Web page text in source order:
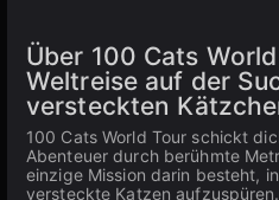
Über 100 Cats
Weltreise auf der
versteckten
100 Cats World Tour schickt
Abenteuer durch berühmte
einzige Mission darin besteht,
versteckte Katzen